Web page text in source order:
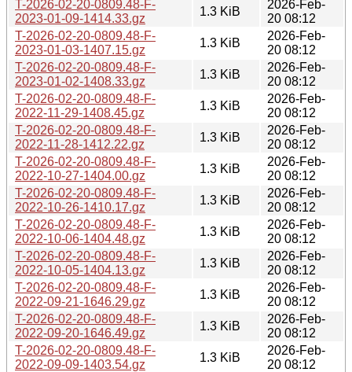
T-2026-02-20-0809.48-F-
2023-01-09-1414.33.gz
1.3 KiB
2026-Feb-
20 08:12
T-2026-02-20-0809.48-F-
2023-01-03-1407.15.gz
1.3 KiB
2026-Feb-
20 08:12
T-2026-02-20-0809.48-F-
2023-01-02-1408.33.gz
1.3 KiB
2026-Feb-
20 08:12
T-2026-02-20-0809.48-F-
2022-11-29-1408.45.gz
1.3 KiB
2026-Feb-
20 08:12
T-2026-02-20-0809.48-F-
2022-11-28-1412.22.gz
1.3 KiB
2026-Feb-
20 08:12
T-2026-02-20-0809.48-F-
2022-10-27-1404.00.gz
1.3 KiB
2026-Feb-
20 08:12
T-2026-02-20-0809.48-F-
2022-10-26-1410.17.gz
1.3 KiB
2026-Feb-
20 08:12
T-2026-02-20-0809.48-F-
2022-10-06-1404.48.gz
1.3 KiB
2026-Feb-
20 08:12
T-2026-02-20-0809.48-F-
2022-10-05-1404.13.gz
1.3 KiB
2026-Feb-
20 08:12
T-2026-02-20-0809.48-F-
2022-09-21-1646.29.gz
1.3 KiB
2026-Feb-
20 08:12
T-2026-02-20-0809.48-F-
2022-09-20-1646.49.gz
1.3 KiB
2026-Feb-
20 08:12
T-2026-02-20-0809.48-F-
2022-09-09-1403.54.gz
1.3 KiB
2026-Feb-
20 08:12